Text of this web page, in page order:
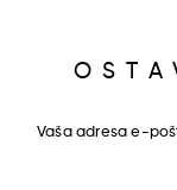
Vaša adresa e-